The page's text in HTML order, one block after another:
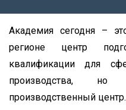
Академия сегодня –
регионе центр
квалификации для
производства,
производственный центр.